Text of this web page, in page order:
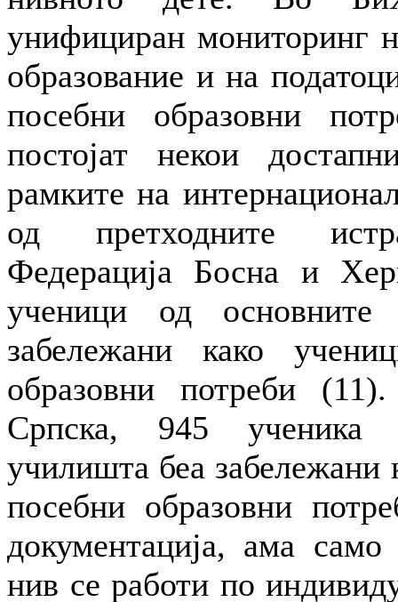
унифициран мониторинг
образование и на
посебни образовни
постојат некои
рамките на
од претходните
Федерација Босна и
ученици од основните
забележани како
образовни потреби
Српска, 945 ученика
училишта беа забележани
посебни образовни
документација, ама
нив се работи по